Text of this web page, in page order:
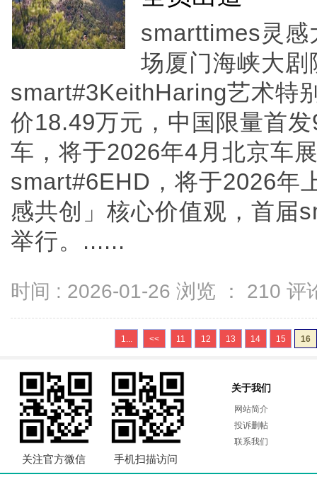
smarttimes灵感
场厦门海峡大剧
smart#3KeithHaring艺术特
价18.49万元，中国限量首
车，将于2026年4月北京车
smart#6EHD，将于2026年
感共创」核心价值观，首届
举行。......
时间 : 2026-01-26 浏览 ： 210 评
1... << 11 12 13 14 15 16
关注官方微信 手机扫描访问
关于我们
网站简介
投诉删帖
联系我们